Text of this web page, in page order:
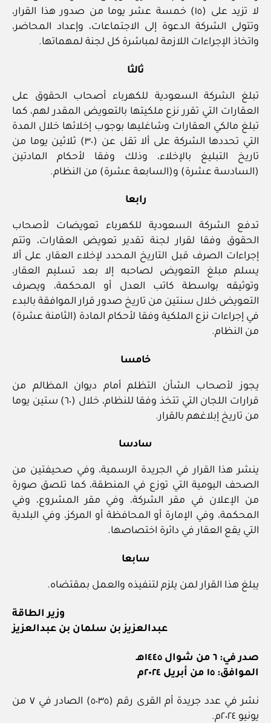
لا تزيد على (١٥) خمسة عشر يوما من صدور هذا القرار،
وتتولى الشركة الدعوة إلى الاجتماعات، وإعداد المحاضر،
واتخاذ الإجراءات اللازمة لمباشرة كل لجنة لمهماتها.
ثالثا
تبلغ الشركة السعودية للكهرباء أصحاب الحقوق على
العقارات التي تقرر نزع ملكيتها بالتعويض المقدر لهم، كما
تبلغ مالكي العقارات وشاغليها بوجوب إخلائها خلال المدة
التي تحددها الشركة على ألا تقل عن (٣٠) ثلاثين يوما من
تاريخ التبليغ بالإخلاء، وذلك وفقا لأحكام المادتين
(السادسة عشرة) و(السابعة عشرة) من النظام.
رابعا
تدفع الشركة السعودية للكهرباء تعويضات لأصحاب
الحقوق وفقا لقرار لجنة تقدير تعويض العقارات، وتتم
إجراءات الصرف قبل التاريخ المحدد لإخلاء العقار، على ألا
يسلم مبلغ التعويض لصاحبه إلا بعد تسليم العقار،
وتوثيقه بواسطة كاتب العدل أو المحكمة، ويصرف
التعويض خلال سنتين من تاريخ صدور قرار الموافقة بالبدء
في إجراءات نزع الملكية وفقا لأحكام المادة (الثامنة عشرة)
من النظام.
خامسا
يجوز لأصحاب الشأن التظلم أمام ديوان المظالم من
قرارات اللجان التي تتخذ وفقا للنظام، خلال (٦٠) ستين يوما
من تاريخ إبلاغهم بالقرار.
سادسا
ينشر هذا القرار في الجريدة الرسمية، وفي صحيفتين من
الصحف اليومية التي توزع في المنطقة، كما تلصق صورة
من الإعلان في مقر الشركة، وفي مقر المشروع، وفي
المحكمة، وفي الإمارة أو المحافظة أو المركز، وفي البلدية
التي يقع العقار في دائرة اختصاصها.
سابعا
يبلغ هذا القرار لمن يلزم لتنفيذه والعمل بمقتضاه.
وزير الطاقة
عبدالعزيز بن سلمان بن عبدالعزيز
صدر في: ٦ من شوال ١٤٤٥هـ
الموافق: ١٥ من أبريل ٢٠٢٤م
نشر في عدد جريدة أم القرى رقم (٥٠٣٥) الصادر في ٧ من
يونيو ٢٠٢٤م.